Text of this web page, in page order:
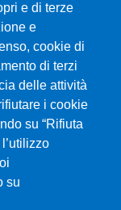
e di terze
e
cookie di
di terzi
delle attività
i cookie
su “Rifiuta
su